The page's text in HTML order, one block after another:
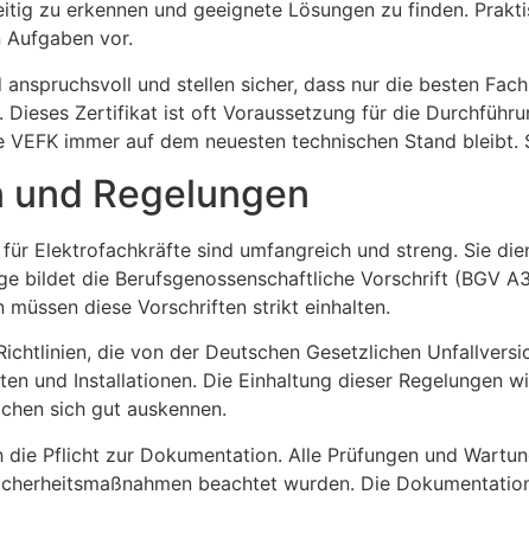
zu erkennen und geeignete Lösungen zu finden.
vor.
anspruchsvoll und stellen sicher, dass nur die besten
Zertifikat ist oft Voraussetzung für die
immer auf dem neuesten technischen Stand
Regelungen
Elektrofachkräfte sind umfangreich und streng. Sie
bildet die Berufsgenossenschaftliche Vorschrift (BGV
diese Vorschriften strikt einhalten.
die von der Deutschen Gesetzlichen
und Installationen. Die Einhaltung dieser Regelungen
sich gut auskennen.
Pflicht zur Dokumentation. Alle Prüfungen und
beachtet wurden. Die